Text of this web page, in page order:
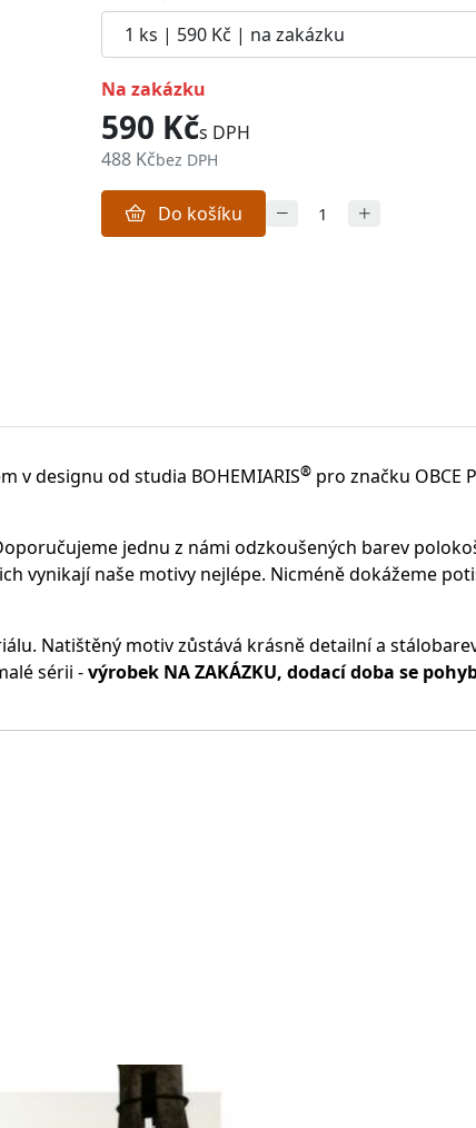
na zakázku
590 Kčs DPH
488 Kčbez DPH
Do košíku
v designu od studia BOHEMIARIS® pro značku OBCE
jednu z námi odzkoušených barev
vynikají naše motivy nejlépe. Nicméně dokážeme
Natištěný motiv zůstává krásně detailní a
sérii -výrobek NA ZAKÁZKU, dodací doba se